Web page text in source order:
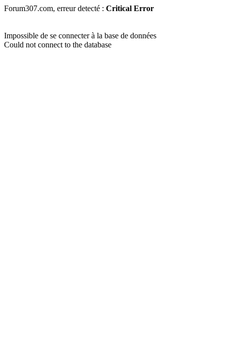
Forum307.com, erreur detecté : Critical Error
Impossible de se connecter à la base de données
Could not connect to the database